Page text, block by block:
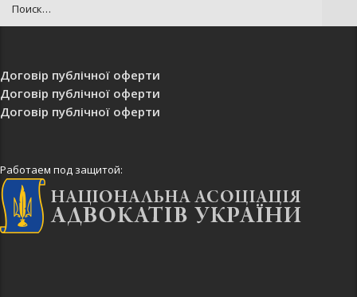
Договір публічної оферти
Договір публічної оферти
Договір публічної оферти
Работаем под защитой: